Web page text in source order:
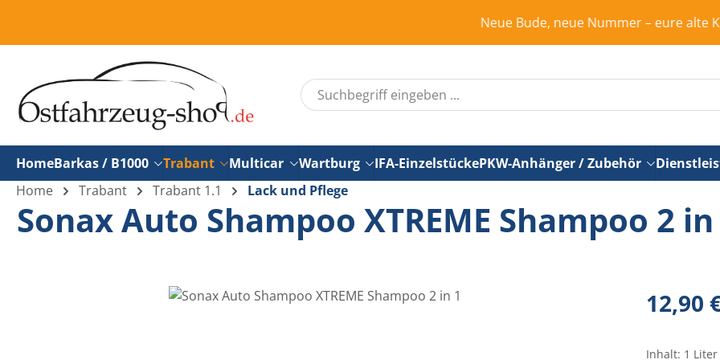
Neue Bude, neue Nummer – eure alte
HomeBarkas / B1000 Trabant Multicar Wartburg IFA-EinzelstückePKW-Anhänger / Zubehör
Home
Trabant Trabant 1.1 Lack und Pflege
Sonax Auto Shampoo XTREME Shampoo 2 in
Bildergalerie überspringen Regulärer
12,90
Inhalt: 1 Liter